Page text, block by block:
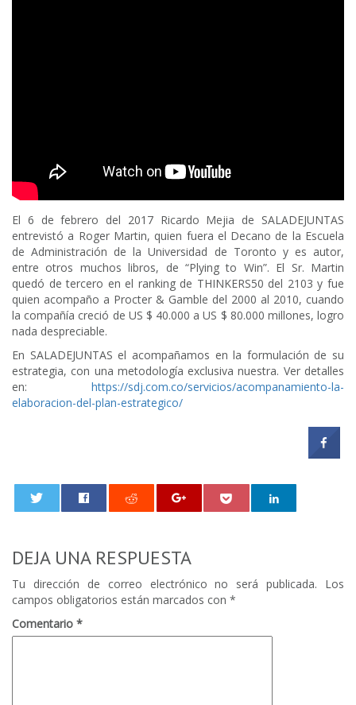
El 6 de febrero del 2017 Ricardo Mejia de SALADEJUNTAS
entrevistó a Roger Martin, quien fuera el Decano de la Escuela
de Administración de la Universidad de Toronto y es autor,
entre otros muchos libros, de “Plying to Win”. El Sr. Martin
quedó de tercero en el ranking de THINKERS50 del 2103 y fue
quien acompaño a Procter & Gamble del 2000 al 2010, cuando
la compañía creció de US $ 40.000 a US $ 80.000 millones, logro
nada despreciable.
En SALADEJUNTAS el acompañamos en la formulación de su
estrategia, con una metodología exclusiva nuestra. Ver detalles
en: https://sdj.com.co/servicios/acompanamiento-la-
elaboracion-del-plan-estrategico/
DEJA UNA RESPUESTA
Tu dirección de correo electrónico no será publicada.
Los
campos obligatorios están marcados con *
Comentario *